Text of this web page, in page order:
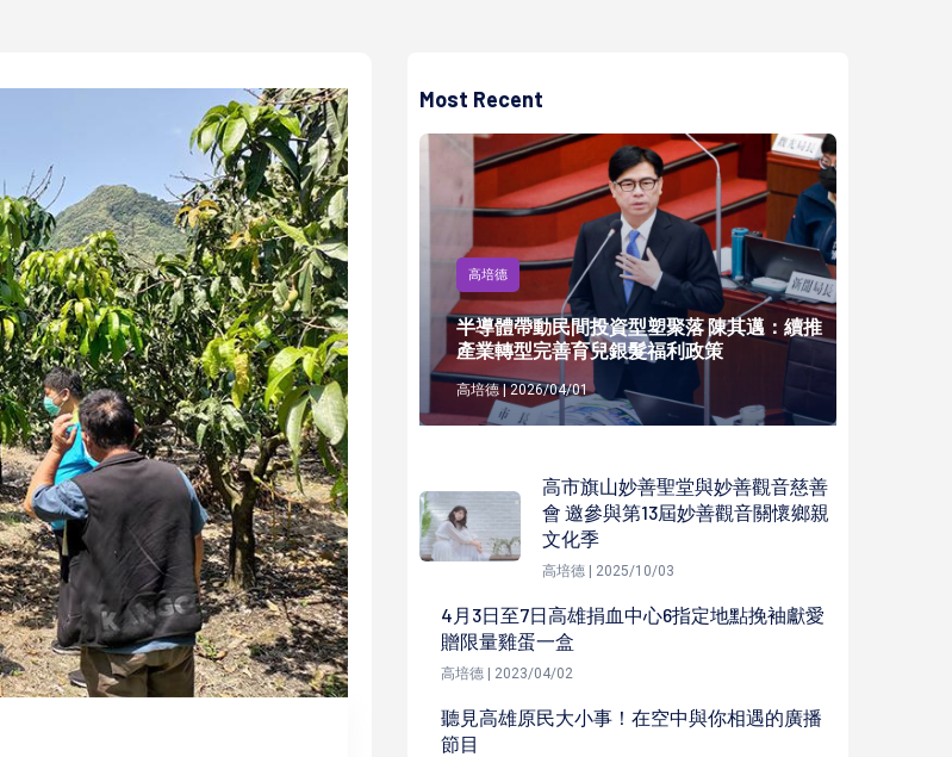
Most Recent
高培德
半導體帶動民間投資型塑聚落 陳其邁：續推
產業轉型完善育兒銀髮福利政策
高培德 | 2026/04/01
高市旗山妙善聖堂與妙善觀音慈善
會 邀參與第13屆妙善觀音關懷鄉親
文化季
高培德 | 2025/10/03
4月3日至7日高雄捐血中心6指定地點挽袖獻愛
贈限量雞蛋一盒
高培德 | 2023/04/02
聽見高雄原民大小事！在空中與你相遇的廣播
節目